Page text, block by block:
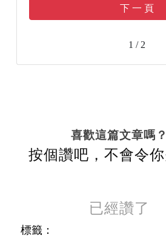
下 一 頁
1 / 2
喜歡這篇文章嗎？
按個讚吧，不會令你
已經讚了
標籤：